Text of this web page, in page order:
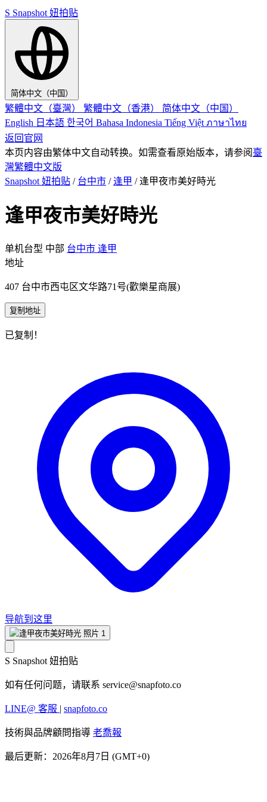
S Snapshot 妞拍贴
简体中文（中国）
繁體中文（臺灣） 繁體中文（香港） 简体中文（中国）
English 日本語 한국어 Bahasa Indonesia Tiếng Việt ภาษาไทย
返回官网
本页内容由繁体中文自动转换。如需查看原始版本，请参阅 臺
灣繁體中文版
Snapshot 妞拍贴 / 台中市 / 逢甲 / 逢甲夜市美好時光
逢甲夜市美好時光
单机台型 中部 台中市 逢甲
地址
407 台中市西屯区文华路71号(歡樂星商展)
复制地址
已复制！
导航到这里
S Snapshot 妞拍贴
如有任何问题，请联系 service@snapfoto.co
LINE@ 客服 | snapfoto.co
技術與品牌顧問指導 老喬報
最后更新：2026年8月7日 (GMT+0)